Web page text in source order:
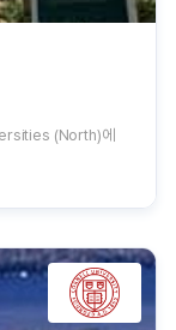
(North)에